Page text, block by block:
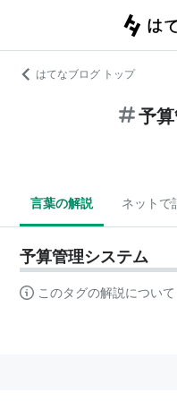
はてなブログ トップ
予
言葉の解説 ネットで
予算管理システム
このタグの解説について